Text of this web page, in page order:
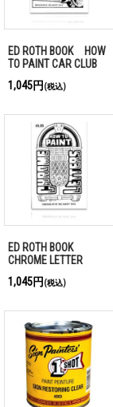
ED ROTH BOOK HOW
TO PAINT CAR CLUB
WINDOWS
1,045円 (税込)
ED ROTH BOOK
CHROME LETTER
1,045円(税込)